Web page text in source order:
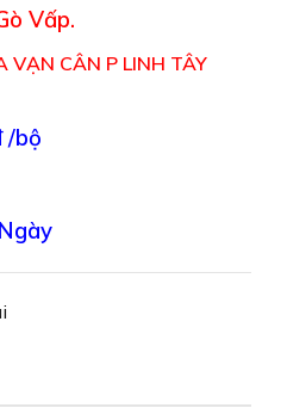
Vấp.
VẠN CÂN P LINH TÂY
/bộ